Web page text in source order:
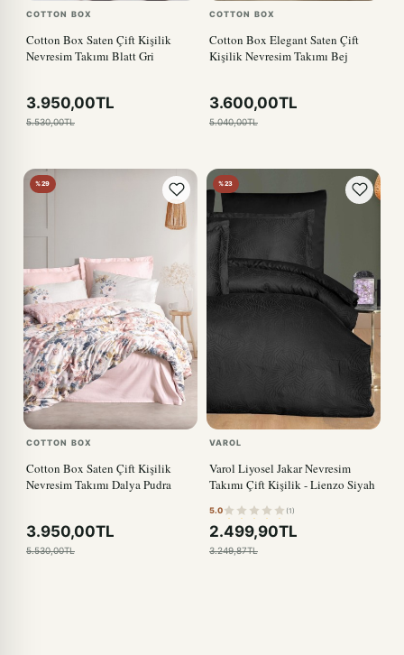
COTTON BOX
Cotton Box Saten Çift Kişilik
Nevresim Takımı Blatt Gri
3.950,00TL
5.530,00TL
COTTON BOX
Cotton Box Elegant Saten Çift
Kişilik Nevresim Takımı Bej
3.600,00TL
5.040,00TL
%29
COTTON BOX
Cotton Box Saten Çift Kişilik
Nevresim Takımı Dalya Pudra
3.950,00TL
5.530,00TL
%23
VAROL
Varol Liyosel Jakar Nevresim
Takımı Çift Kişilik - Lienzo Siyah
5.0 (1)
2.499,90TL
3.249,87TL